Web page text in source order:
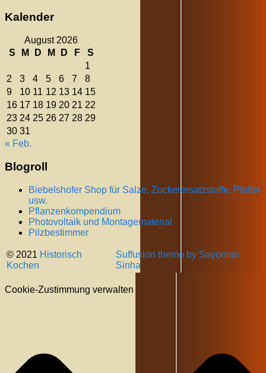
Kalender
August 2026
S
M D M D F
S
1
2
3 4 5 6 7
8
9
10 11 12 13 14 15
16 17 18 19 20 21 22
23 24 25 26 27 28 29
30 31
« Feb.
Blogroll
Biebelshofer Shop für Salze, Zuckerersatzstoffe, Pfeffer
usw.
Pflanzenkompendium
Photovoltaik und Montagematerial
Pilzbestimmer
© 2021 Historisch
Kochen
Suffusion theme by Sayontan
Sinha
Cookie-Zustimmung verwalten